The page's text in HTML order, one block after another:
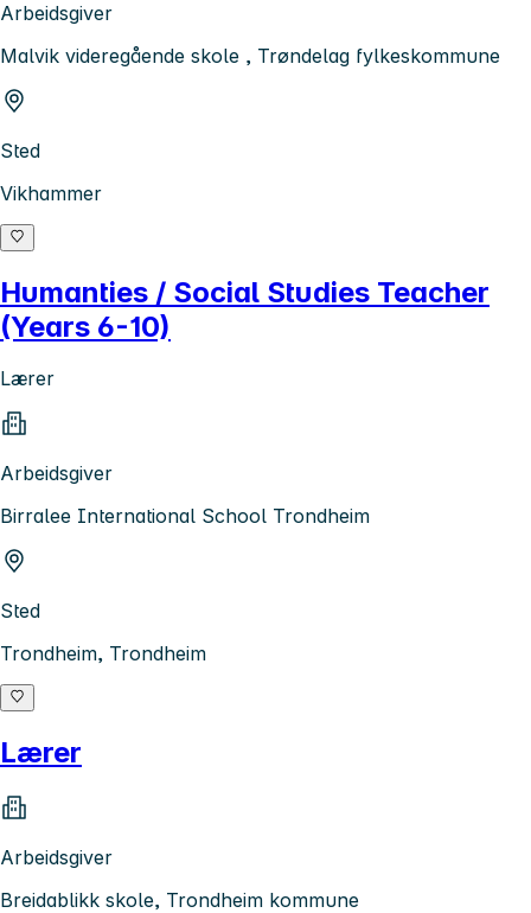
Arbeidsgiver
Malvik videregående skole , Trøndelag fylkeskommune
Sted
Vikhammer
Humanties / Social Studies Teacher
(Years 6-10)
Lærer
Arbeidsgiver
Birralee International School Trondheim
Sted
Trondheim, Trondheim
Lærer
Arbeidsgiver
Breidablikk skole, Trondheim kommune